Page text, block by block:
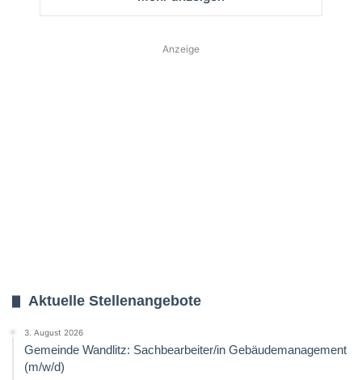
Anzeige
Aktuelle Stellenangebote
3. August 2026
Gemeinde Wandlitz: Sachbearbeiter/in Gebäudemanagement
(m/w/d)